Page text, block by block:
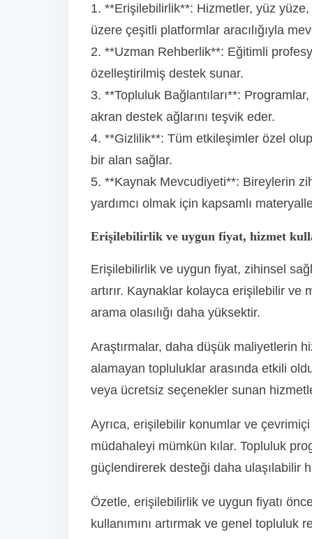
1. **Erişilebilirlik**: Hizmetler, yüz
üzere çeşitli platformlar aracılığıyla
2. **Uzman Rehberlik**: Eğitimli
özelleştirilmiş destek sunar.
3. **Topluluk Bağlantıları**:
akran destek ağlarını teşvik eder.
4. **Gizlilik**: Tüm etkileşimler özel
bir alan sağlar.
5. **Kaynak Mevcudiyeti**: Bireylerin
yardımcı olmak için kapsamlı
Erişilebilirlik ve uygun fiyat, hizmet
Erişilebilirlik ve uygun fiyat, zihinsel
artırır. Kaynaklar kolayca erişilebilir ve
arama olasılığı daha yüksektir.
Araştırmalar, daha düşük maliyetlerin
alamayan topluluklar arasında etkili
veya ücretsiz seçenekler sunan
Ayrıca, erişilebilir konumlar ve
müdahaleyi mümkün kılar. Topluluk
güçlendirerek desteği daha ulaşılabilir
Özetle, erişilebilirlik ve uygun fiyatı
kullanımını artırmak ve genel topluluk